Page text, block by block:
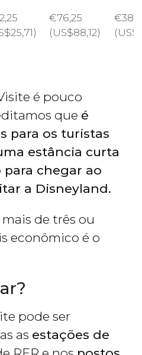
25,71)
€76,25
(US$88,12)
€
(US$
é pouco
que é
para os turistas
estância curta
para chegar ao
a Disneyland.
de três ou
econômico é o
pode ser
as estações de